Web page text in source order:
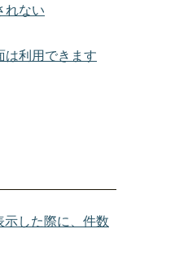
れない
は利用できます
した際に、件数